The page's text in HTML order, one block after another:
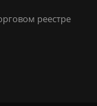
реестре